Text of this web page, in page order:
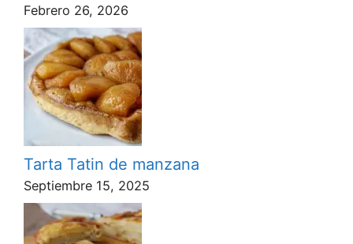
Febrero 26, 2026
Tarta Tatin de manzana
Septiembre 15, 2025